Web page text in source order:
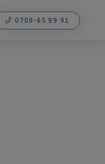
0709-65 99 91